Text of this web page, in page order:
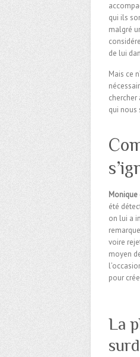
qui ils
malgré
de lui
Mais ce
chercher
qui nous
Monique
été
on lui a
voire
moyen
pour
La